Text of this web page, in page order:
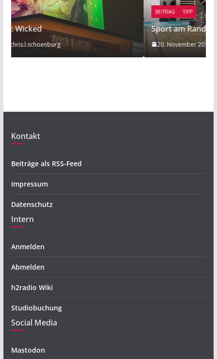
BEITRAG TIPP
Sport am Rande: Radball
20. November 2019 Mathies Koelzer
Kontakt
Beiträge als RSS-Feed
Impressum
Datenschutz
Intern
Anmelden
Abmelden
h2radio Wiki
Studiobuchung
Social Media
Mastodon